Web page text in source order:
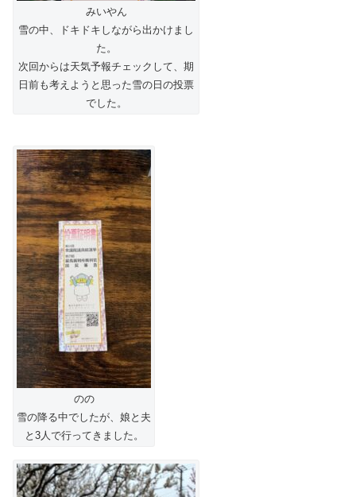
みいやん
雪の中、ドキドキしながら出かけまし
た。
次回からは天気予報チェックして、期
日前も考えようと思った雪の日の投票
でした。
のの
雪の降る中でしたが、娘と夫
と3人で行ってきました。